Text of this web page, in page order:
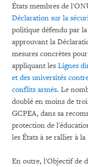
États membres de
Déclaration sur la
politique défendu par
approuvant la
mesures concrètes
appliquant les Lignes
et des universités
conflits armés. Le
doublé en moins de
GCPEA, dans sa
protection de
les États à se rallier à
En outre, l'Objectif de